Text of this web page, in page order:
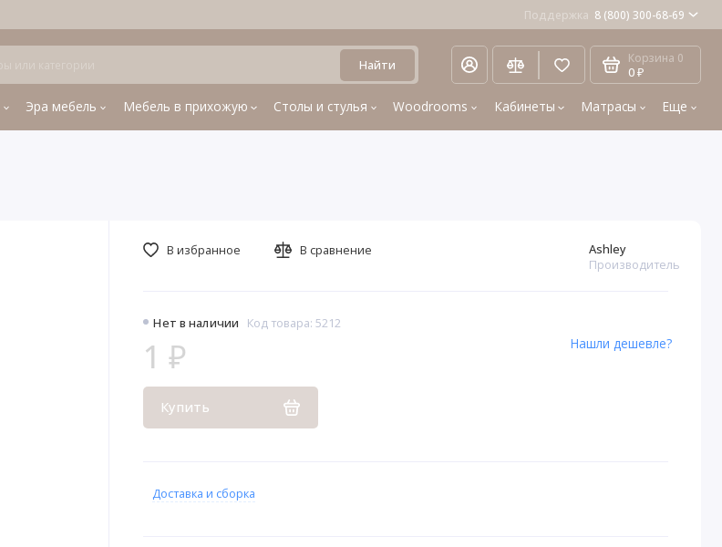
Поддержка 8 (800) 300-68-69
Найти Корзина 0
0 ₽
Эра мебель Мебель в прихожую Столы и стулья Woodrooms Кабинеты Матрасы Еще
Нет в наличии Код товара: 5212
Ashley
Производитель
1 ₽
Купить
Нашли дешевле?
В избранное В сравнение
Доставка и сборка